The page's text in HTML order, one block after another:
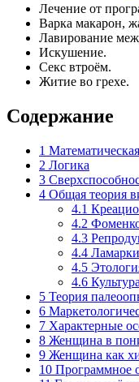
Лечение от
Варка макарон,
Лавирование
Искушение.
Секс втроём.
Житие во грехе.
Содержание
1
2 Логика
3
4 Общая теория
4.1
4.2
4.3
4.4
4.5
4.6
5 Теория
6
7 Характерные
8 Женщина в
9 Женщина как
10 Программное